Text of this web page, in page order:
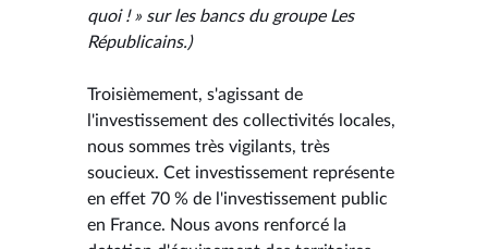
quoi ! » sur les bancs du groupe Les
Républicains.)
Troisièmement, s'agissant de
l'investissement des collectivités locales,
nous sommes très vigilants, très
soucieux. Cet investissement représente
en effet 70 % de l'investissement public
en France. Nous avons renforcé la